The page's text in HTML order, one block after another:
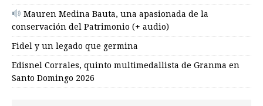
Mauren Medina Bauta, una apasionada de la
conservación del Patrimonio (+ audio)
Fidel y un legado que germina
Edisnel Corrales, quinto multimedallista de Granma en
Santo Domingo 2026